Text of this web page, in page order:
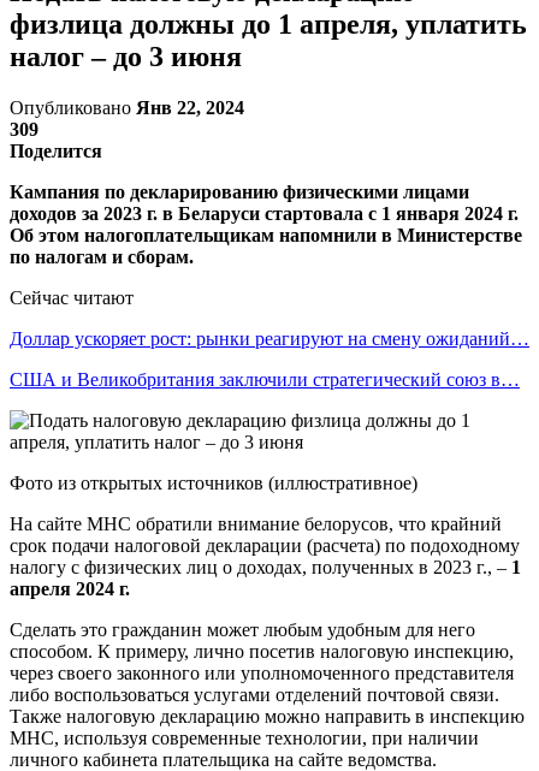
физлица должны до 1 апреля, уплатить
налог – до 3 июня
Опубликовано Янв 22, 2024
309
Поделится
Кампания по декларированию физическими лицами
доходов за 2023 г. в Беларуси стартовала с 1 января 2024 г.
Об этом налогоплательщикам напомнили в Министерстве
по налогам и сборам.
Сейчас читают
Доллар ускоряет рост: рынки реагируют на смену ожиданий…
США и Великобритания заключили стратегический союз в…
Фото из открытых источников (иллюстративное)
На сайте МНС обратили внимание белорусов, что крайний
срок подачи налоговой декларации (расчета) по подоходному
налогу с физических лиц о доходах, полученных в 2023 г., – 1
апреля 2024 г.
Сделать это гражданин может любым удобным для него
способом. К примеру, лично посетив налоговую инспекцию,
через своего законного или уполномоченного представителя
либо воспользоваться услугами отделений почтовой связи.
Также налоговую декларацию можно направить в инспекцию
МНС, используя современные технологии, при наличии
личного кабинета плательщика на сайте ведомства.